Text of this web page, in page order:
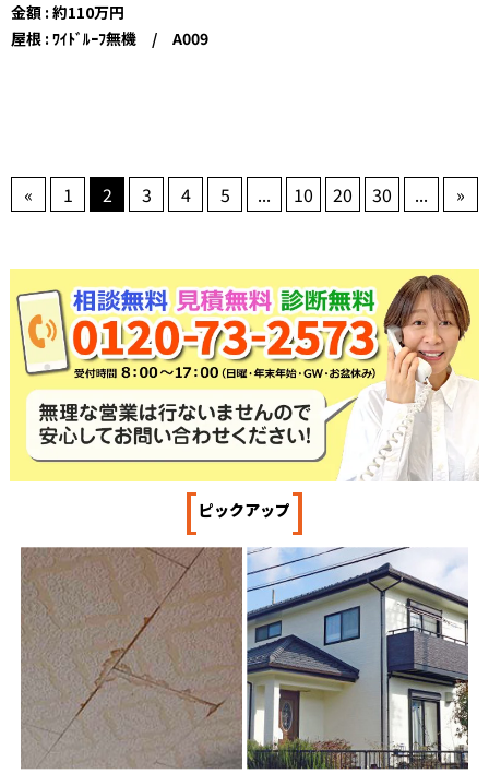
金額 : 約110万円
屋根 : ﾜｲﾄﾞﾙｰﾌ無機 / A009
« 1 2 3 4 5 ... 10 20 30 ... »
[ピックアップ]